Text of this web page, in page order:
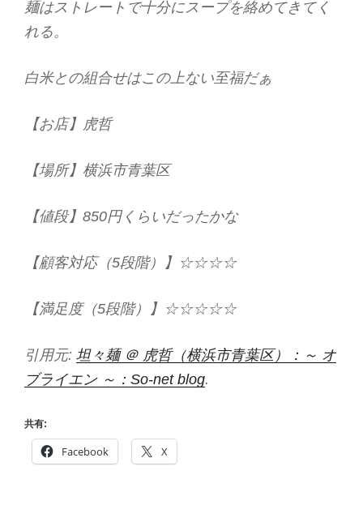
麺はストレートで十分にスープを絡めてきてく
れる。
白米との組合せはこの上ない至福だぁ
【お店】虎哲
【場所】横浜市青葉区
【値段】850円くらいだったかな
【顧客対応（5段階）】☆☆☆☆
【満足度（5段階）】☆☆☆☆☆
引用元: 坦々麺 ＠ 虎哲（横浜市青葉区）：～ オ
ブライエン ～：So-net blog.
共有:
Facebook X